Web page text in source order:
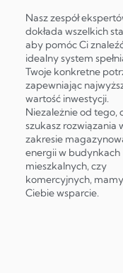
Nasz zespół
dokłada wszelkich
aby pomóc Ci
idealny system
Twoje konkretne
zapewniając
wartość inwestycji.
Niezależnie od tego,
szukasz rozwiązania
zakresie
energii w budynkach
mieszkalnych, czy
komercyjnych,
Ciebie wsparcie.